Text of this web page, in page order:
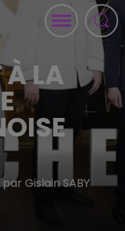
À LA
Gislain SABY